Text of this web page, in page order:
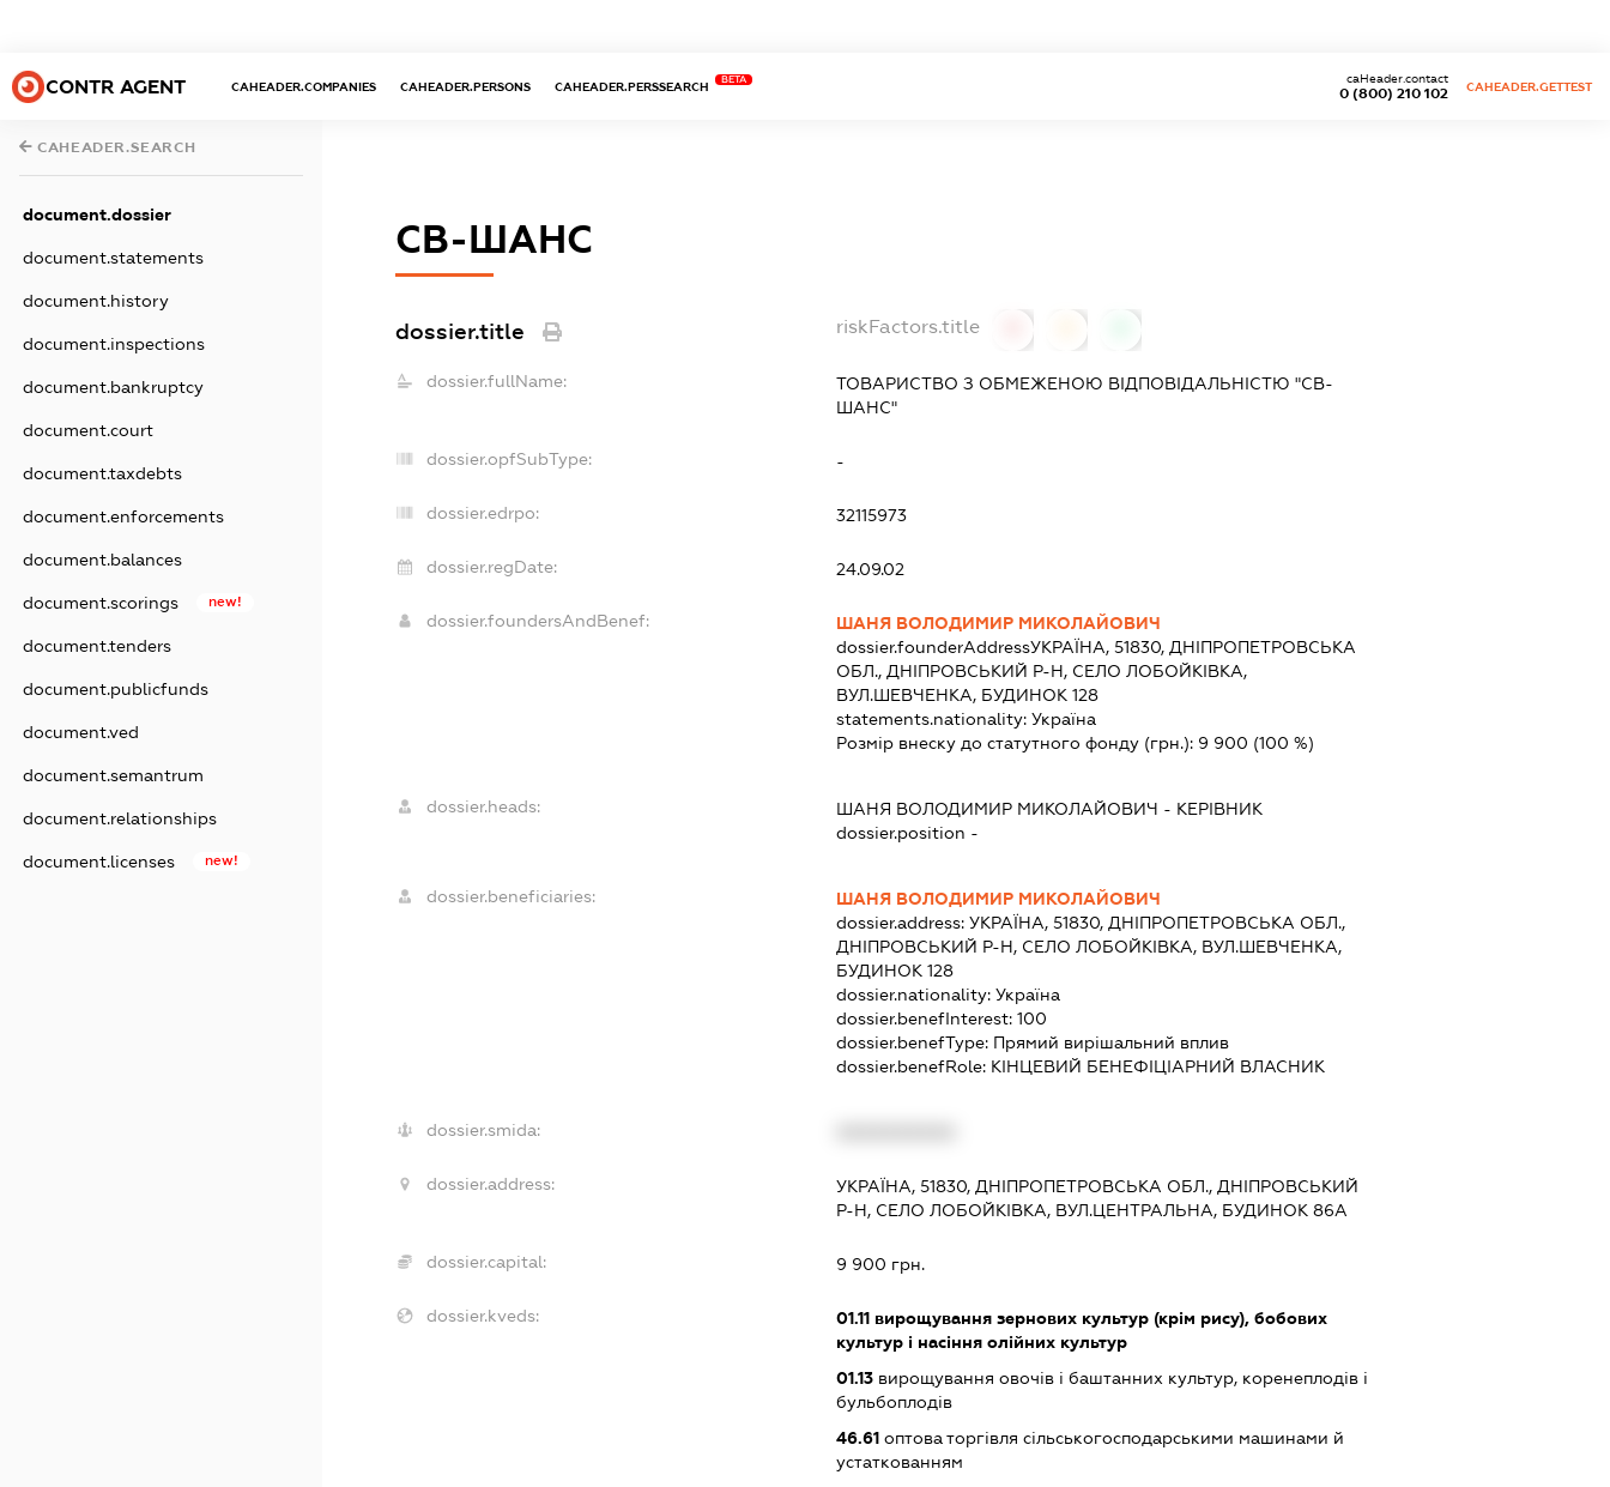
CONTR AGENT CAHEADER.COMPANIES CAHEADER.PERSONS CAHEADER.PERSSEARCH
BETA
0 (800) 210 102
caHeader.contact
CAHEADER.GETTEST
CAHEADER.SEARCH
document.dossier
document.statements
document.history
document.inspections
document.bankruptcy
document.court
document.taxdebts
document.enforcements
document.balances
document.scorings new!
document.tenders
document.publicfunds
document.ved
document.semantrum
document.relationships
document.licenses new!
СВ-ШАНС
dossier.title riskFactors.title
dossier.fullName:
ТОВАРИСТВО З ОБМЕЖЕНОЮ ВІДПОВІДАЛЬНІСТЮ "СВ-
ШАНС"
dossier.opfSubType: -
dossier.edrpo: 32115973
dossier.regDate: 24.09.02
dossier.foundersAndBenef:
ШАНЯ ВОЛОДИМИР МИКОЛАЙОВИЧ
dossier.founderAddressУКРАЇНА, 51830, ДНІПРОПЕТРОВСЬКА
ОБЛ., ДНІПРОВСЬКИЙ Р-Н, СЕЛО ЛОБОЙКІВКА,
ВУЛ.ШЕВЧЕНКА, БУДИНОК 128
statements.nationality:Україна
Розмір внеску до статутного фонду (грн.): 9 900 (100 %)
dossier.heads: ШАНЯ ВОЛОДИМИР МИКОЛАЙОВИЧ - КЕРІВНИК
dossier.position -
dossier.beneficiaries:
ШАНЯ ВОЛОДИМИР МИКОЛАЙОВИЧ
dossier.address:УКРАЇНА, 51830, ДНІПРОПЕТРОВСЬКА ОБЛ.,
ДНІПРОВСЬКИЙ Р-Н, СЕЛО ЛОБОЙКІВКА, ВУЛ.ШЕВЧЕНКА,
БУДИНОК 128
dossier.nationality:Україна
dossier.benefInterest:100
dossier.benefType: Прямий вирішальний вплив
dossier.benefRole: КІНЦЕВИЙ БЕНЕФІЦІАРНИЙ ВЛАСНИК
dossier.smida:
dossier.address:
УКРАЇНА, 51830, ДНІПРОПЕТРОВСЬКА ОБЛ., ДНІПРОВСЬКИЙ
Р-Н, СЕЛО ЛОБОЙКІВКА, ВУЛ.ЦЕНТРАЛЬНА, БУДИНОК 86А
dossier.capital: 9 900 грн.
dossier.kveds: 01.11 вирощування зернових культур (крім рису), бобових
культур і насіння олійних культур
01.13 вирощування овочів і баштанних культур, коренеплодів і
бульбоплодів
46.61 оптова торгівля сільськогосподарськими машинами й
устаткованням